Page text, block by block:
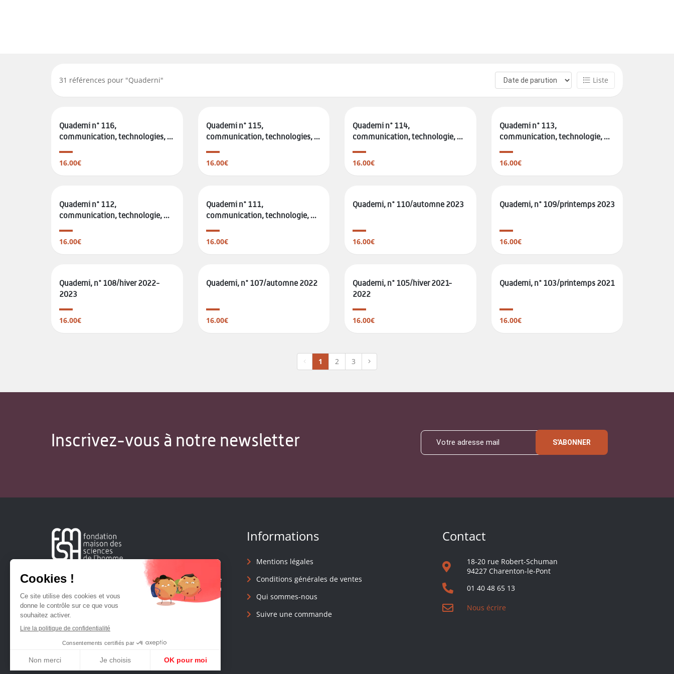
31 références pour "Quaderni" Liste
Quaderni n° 116,
communication, technologies, ...
16.00€
Quaderni n° 115,
communication, technologies, ...
16.00€
Quaderni n° 114,
communication, technologie, ...
16.00€
Quaderni n° 113,
communication, technologie, ...
16.00€
Quaderni n° 112,
communication, technologie, ...
16.00€
Quaderni n° 111,
communication, technologie, ...
16.00€
Quaderni, n° 110/automne 2023
16.00€
Quaderni, n° 109/printemps 2023
16.00€
Quaderni, n° 108/hiver 2022-
2023
16.00€
Quaderni, n° 107/automne 2022
16.00€
Quaderni, n° 105/hiver 2021-
2022
16.00€
Quaderni, n° 103/printemps 2021
16.00€
1 2 3
Inscrivez-vous à notre newsletter S'ABONNER
Créée en 1963, la Fondation Maison Sciences de l'Homme
soutient la recherche et la diffusion des connaissances en
sciences humaines et sociales.
Informations
Mentions légales
Conditions générales de ventes
Qui sommes-nous
Suivre une commande
Contact
18-20 rue Robert-Schuman
94227 Charenton-le-Pont
01 40 48 65 13
Nous écrire